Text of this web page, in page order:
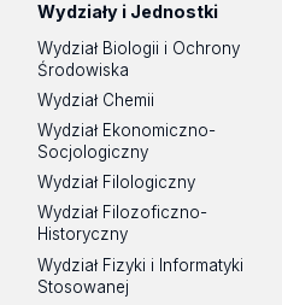
Wydziały i Jednostki
Wydział Biologii i Ochrony
Środowiska
Wydział Chemii
Wydział Ekonomiczno-
Socjologiczny
Wydział Filologiczny
Wydział Filozoficzno-
Historyczny
Wydział Fizyki i Informatyki
Stosowanej